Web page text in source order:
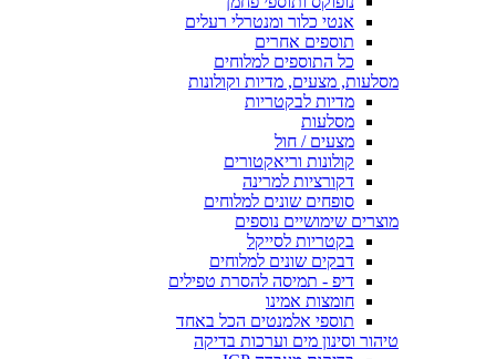
אנטי כלור ומנטרלי רעלים
תוספים אחרים
כל התוספים למלוחים
מסלעות, מצעים, מדיות וקולונות
מדיות לבקטריות
מסלעות
מצעים / חול
קולונות וריאקטורים
דקורציות למרינה
סופחים שונים למלוחים
מוצרים שימושיים נוספים
בקטריות לסייקל
דבקים שונים למלוחים
דיפ - תמיסה להסרת טפילים
חומצות אמינו
תוספי אלמנטים הכל באחד
טיהור וסינון מים וערכות בדיקה